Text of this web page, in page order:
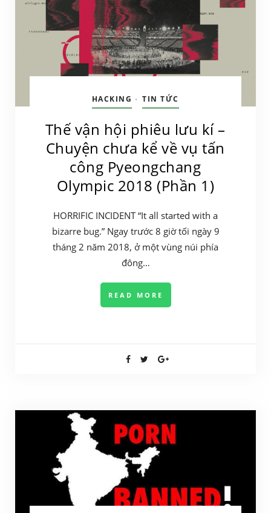
HACKING • TIN TỨC
Thế vận hội phiêu lưu kí –
Chuyện chưa kể về vụ tấn
công Pyeongchang
Olympic 2018 (Phần 1)
HORRIFIC INCIDENT “It all started with a
bizarre bug.” Ngay trước 8 giờ tối ngày 9
tháng 2 năm 2018, ở một vùng núi phía
đông…
READ MORE